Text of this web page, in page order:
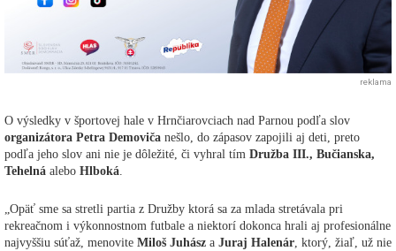
reklama
O výsledky v športovej hale v Hrnčiarovciach nad Parnou podľa slov
organizátora Petra Demoviča nešlo, do zápasov zapojili aj deti, preto
podľa jeho slov ani nie je dôležité, či vyhral tím Družba III., Bučianska,
Tehelná alebo Hlboká
„Opäť sme sa stretli partia z Družby ktorá sa za mlada stretávala pri
rekreačnom i výkonnostnom futbale a niektorí dokonca hrali aj profesionálne
najvyššiu súťaž, menovite Miloš Juhász a Juraj Halenár , ktorý, žiaľ, už nie